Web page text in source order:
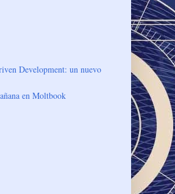
Development: un nuevo
en Moltbook